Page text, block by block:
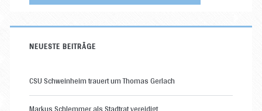
NEUESTE BEITRÄGE
CSU Schweinheim trauert um Thomas Gerlach